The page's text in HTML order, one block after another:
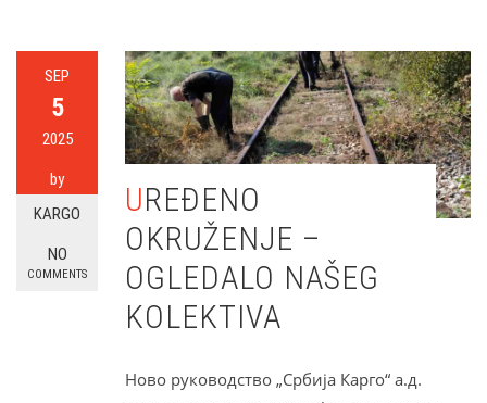
SEP
5
2025
by
KARGO
NO
COMMENTS
UREĐENO
OKRUŽENJE –
OGLEDALO NAŠEG
KOLEKTIVA
Ново руководство „Србија Карго“ а.д.